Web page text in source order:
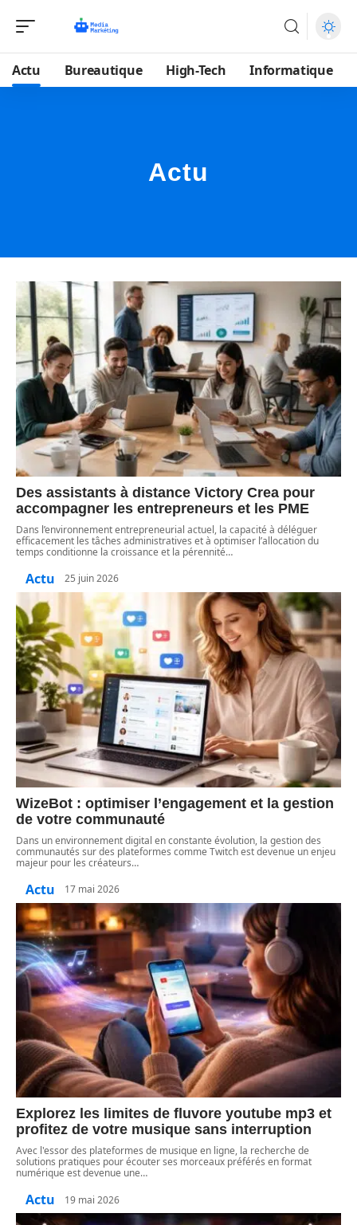
Actu Bureautique High-Tech Informatique
Actu
Des assistants à distance Victory Crea pour
accompagner les entrepreneurs et les PME
Dans l’environnement entrepreneurial actuel, la capacité à déléguer
efficacement les tâches administratives et à optimiser l’allocation du
temps conditionne la croissance et la pérennité…
Actu 25 juin 2026
WizeBot : optimiser l’engagement et la gestion
de votre communauté
Dans un environnement digital en constante évolution, la gestion des
communautés sur des plateformes comme Twitch est devenue un enjeu
majeur pour les créateurs…
Actu 17 mai 2026
Explorez les limites de fluvore youtube mp3 et
profitez de votre musique sans interruption
Avec l'essor des plateformes de musique en ligne, la recherche de
solutions pratiques pour écouter ses morceaux préférés en format
numérique est devenue une…
Actu 19 mai 2026